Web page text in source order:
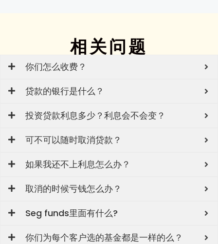
相关问题
你们怎么收费？
贷款的银行是什么？
投资贷款利息多少？利息会不会变？
可不可以随时取消贷款？
如果我还不上利息怎么办？
取消的时候亏钱怎么办？
Seg funds里面有什么?
你们为每个客户选的基金都是一样的么？